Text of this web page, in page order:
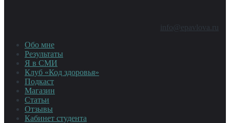
info@epavlova.ru
Обо мне
Результаты
Я в СМИ
Клуб «Код здоровья»
Подкаст
Магазин
Статьи
Отзывы
Кабинет студента